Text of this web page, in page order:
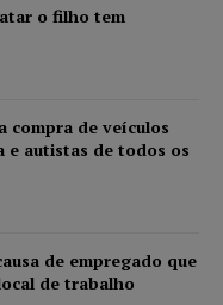
o filho tem
compra de veículos
e autistas de todos os
de empregado que
de trabalho